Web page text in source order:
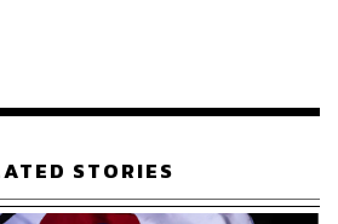
ถเปรียบได้กับ ‘การทำลายล้างเผ่า
STORIES